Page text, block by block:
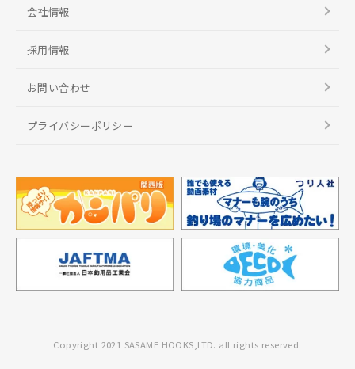
会社情報
採用情報
お問い合わせ
プライバシーポリシー
Copyright 2021 SASAME HOOKS,LTD. all rights reserved.